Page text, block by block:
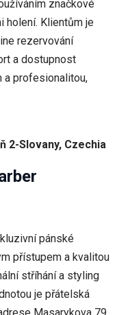
značkové
holení. Klientům je
rezervování
a dostupnost
a profesionalitou,
2-Slovany, Czechia
pánské
přístupem a kvalitou
stříhání a styling
je přátelská